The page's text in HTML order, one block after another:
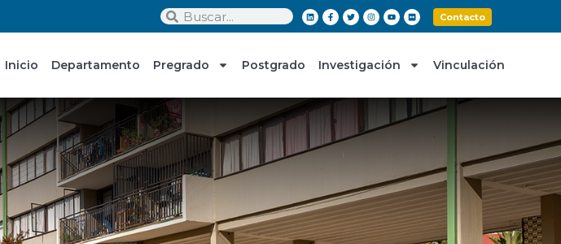
Contacto
Inicio Departamento Pregrado Postgrado Investigación Vinculación